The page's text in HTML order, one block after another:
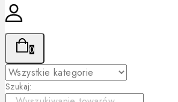
0
Szukaj: